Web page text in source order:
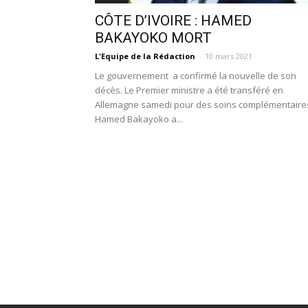
CÔTE D’IVOIRE : HAMED
BAKAYOKO MORT
L'Equipe de la Rédaction - 10 mars 2021
Le gouvernement a confirmé la nouvelle de son
décès. Le Premier ministre a été transféré en
Allemagne samedi pour des soins
Hamed Bakayoko a...